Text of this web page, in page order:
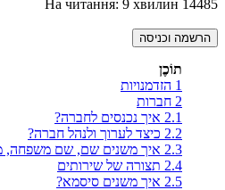
14485 На читання: 9 хвилин
הרשמה וכניסה
תוֹכֶן
1 הזדמנויות
2 חברות
2.1 איך נכנסים לחברה?
2.2 כיצד לערוך ולנהל חברה?
2.3 איך משנים שם, שם משפחה,
2.4 תצורה של שירותים
2.5 איך משנים סיסמא?